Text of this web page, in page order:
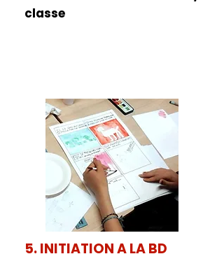
classe
5. INITIATION A LA BD